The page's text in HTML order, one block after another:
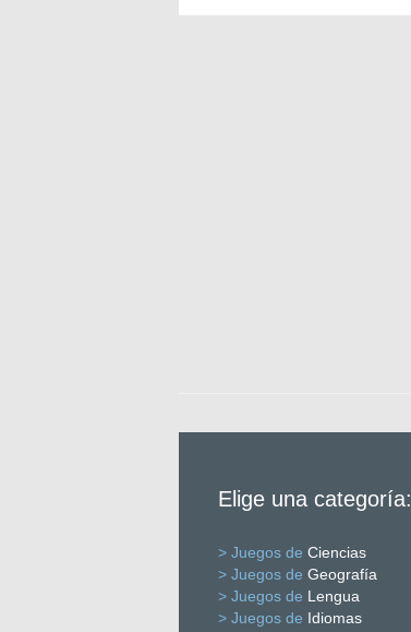
Elige una categoría:
> Juegos de Ciencias
> Juegos de Geografía
> Juegos de Lengua
> Juegos de Idiomas